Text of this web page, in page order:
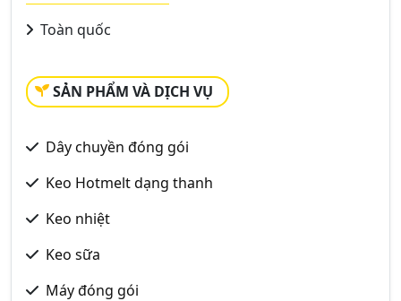
Toàn quốc
SẢN PHẨM VÀ DỊCH VỤ
Dây chuyền đóng gói
Keo Hotmelt dạng thanh
Keo nhiệt
Keo sữa
Máy đóng gói